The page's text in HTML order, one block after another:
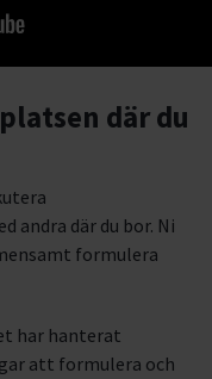
där du
andra där du bor. Ni
formulera
har hanterat
att formulera och